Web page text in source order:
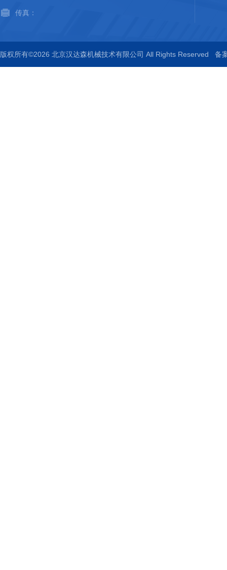
传真：
版权所有©2026 北京汉达森机械技术有限公司 All Rights Reserved 备